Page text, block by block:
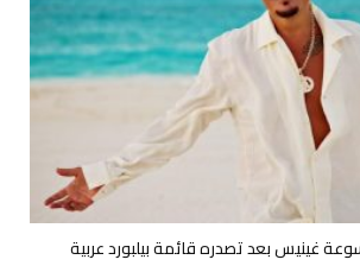
غينيس بعد تصدره قائمة بيلبورد عربية